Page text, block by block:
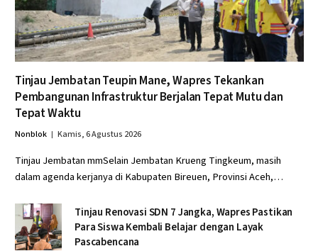
Tinjau Jembatan Teupin Mane, Wapres Tekankan
Pembangunan Infrastruktur Berjalan Tepat Mutu dan
Tepat Waktu
Nonblok Kamis, 6 Agustus 2026
Tinjau Jembatan mmSelain Jembatan Krueng Tingkeum, masih
dalam agenda kerjanya di Kabupaten Bireuen, Provinsi Aceh,…
Tinjau Renovasi SDN 7 Jangka, Wapres Pastikan
Para Siswa Kembali Belajar dengan Layak
Pascabencana